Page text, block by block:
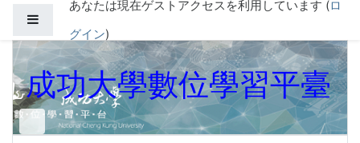
メインコンテンツへスキップする
あなたは現在ゲストアクセスを利用しています (ロ
グイン)
成功大學數位學習平臺